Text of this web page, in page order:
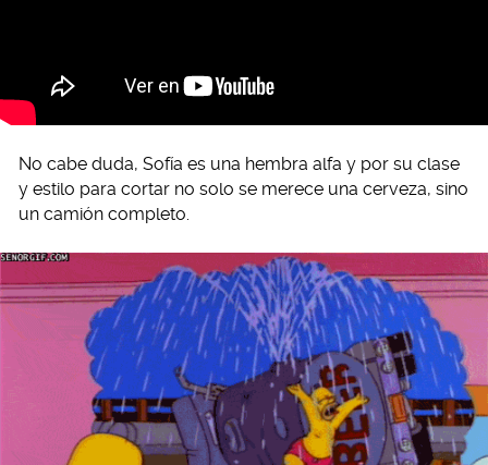
No cabe duda, Sofía es una hembra alfa y por su clase
y estilo para cortar no solo se merece una cerveza, sino
un camión completo.